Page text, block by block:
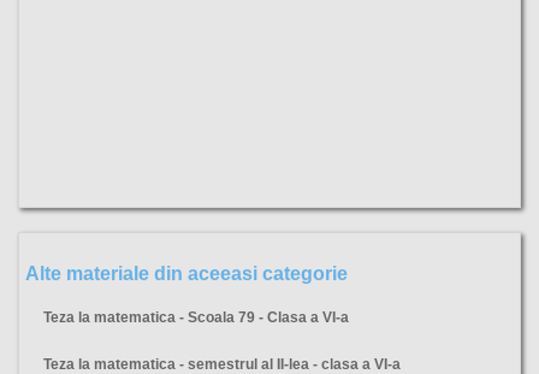
Alte materiale din aceeasi categorie
Teza la matematica - Scoala 79 - Clasa a VI-a
Teza la matematica - semestrul al II-lea - clasa a VI-a